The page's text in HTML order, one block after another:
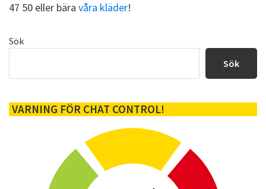
47 50 eller bära våra kläder!
Primärt
Sök
Sök
VARNING FÖR CHAT CONTROL!